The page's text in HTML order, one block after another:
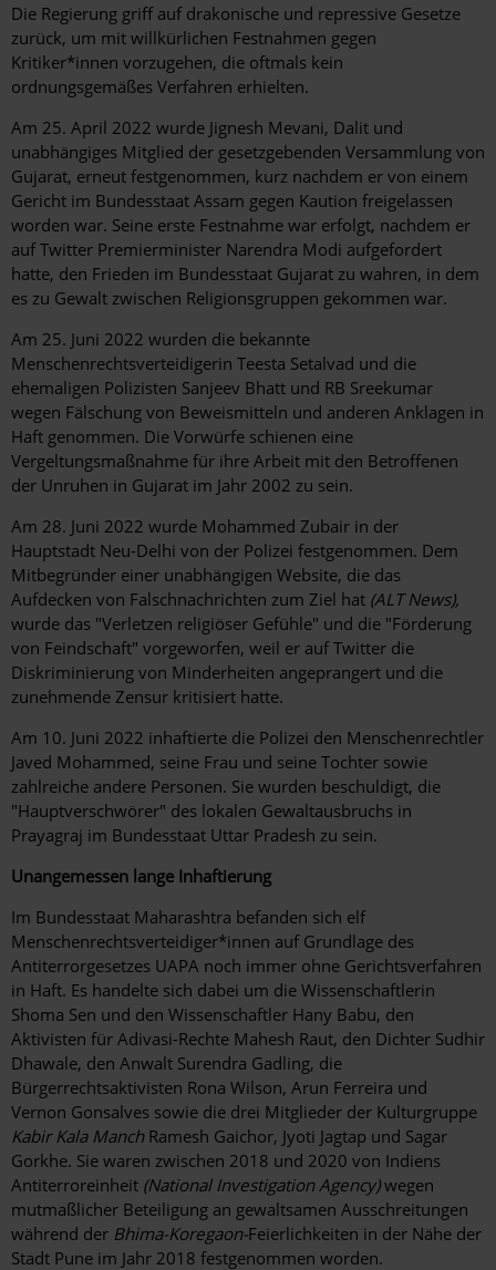
Die Regierung griff auf drakonische und repressive Gesetze
zurück, um mit willkürlichen Festnahmen gegen
Kritiker*innen vorzugehen, die oftmals kein
ordnungsgemäßes Verfahren erhielten.
Am 25. April 2022 wurde Jignesh Mevani, Dalit und
unabhängiges Mitglied der gesetzgebenden Versammlung von
Gujarat, erneut festgenommen, kurz nachdem er von einem
Gericht im Bundesstaat Assam gegen Kaution freigelassen
worden war. Seine erste Festnahme war erfolgt, nachdem er
auf Twitter Premierminister Narendra Modi aufgefordert
hatte, den Frieden im Bundesstaat Gujarat zu wahren, in dem
es zu Gewalt zwischen Religionsgruppen gekommen war.
Am 25. Juni 2022 wurden die bekannte
Menschenrechtsverteidigerin Teesta Setalvad und die
ehemaligen Polizisten Sanjeev Bhatt und RB Sreekumar
wegen Fälschung von Beweismitteln und anderen Anklagen in
Haft genommen. Die Vorwürfe schienen eine
Vergeltungsmaßnahme für ihre Arbeit mit den Betroffenen
der Unruhen in Gujarat im Jahr 2002 zu sein.
Am 28. Juni 2022 wurde Mohammed Zubair in der
Hauptstadt Neu-Delhi von der Polizei festgenommen. Dem
Mitbegründer einer unabhängigen Website, die das
Aufdecken von Falschnachrichten zum Ziel hat (ALT News),
wurde das "Verletzen religiöser Gefühle" und die "Förderung
von Feindschaft" vorgeworfen, weil er auf Twitter die
Diskriminierung von Minderheiten angeprangert und die
zunehmende Zensur kritisiert hatte.
Am 10. Juni 2022 inhaftierte die Polizei den Menschenrechtler
Javed Mohammed, seine Frau und seine Tochter sowie
zahlreiche andere Personen. Sie wurden beschuldigt, die
"Hauptverschwörer" des lokalen Gewaltausbruchs in
Prayagraj im Bundesstaat Uttar Pradesh zu sein.
Unangemessen lange Inhaftierung
Im Bundesstaat Maharashtra befanden sich elf
Menschenrechtsverteidiger*innen auf Grundlage des
Antiterrorgesetzes UAPA noch immer ohne Gerichtsverfahren
in Haft. Es handelte sich dabei um die Wissenschaftlerin
Shoma Sen und den Wissenschaftler Hany Babu, den
Aktivisten für Adivasi-Rechte Mahesh Raut, den Dichter Sudhir
Dhawale, den Anwalt Surendra Gadling, die
Bürgerrechtsaktivisten Rona Wilson, Arun Ferreira und
Vernon Gonsalves sowie die drei Mitglieder der Kulturgruppe
Kabir Kala ManchRamesh Gaichor, Jyoti Jagtap und Sagar
Gorkhe. Sie waren zwischen 2018 und 2020 von Indiens
Antiterroreinheit (National Investigation Agency)wegen
mutmaßlicher Beteiligung an gewaltsamen Ausschreitungen
während der Bhima-Koregaon-Feierlichkeiten in der Nähe der
Stadt Pune im Jahr 2018 festgenommen worden.